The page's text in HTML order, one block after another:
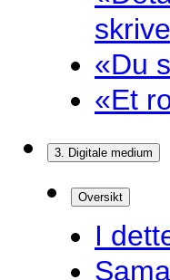
«Du
«Et
3. Digitale medium
Oversikt
I